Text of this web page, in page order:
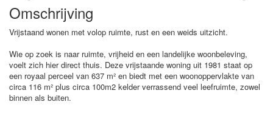
Omschrijving
Vrijstaand wonen met volop ruimte, rust en een weids uitzicht.
Wie op zoek is naar ruimte, vrijheid en een landelijke woonbeleving,
voelt zich hier direct thuis. Deze vrijstaande woning uit 1981 staat op
een royaal perceel van 637 m² en biedt met een woonoppervlakte van
circa 116 m² plus circa 100m2 kelder verrassend veel leefruimte, zowel
binnen als buiten.